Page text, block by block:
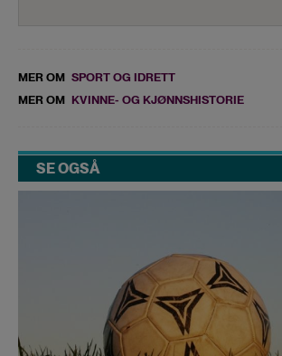
MER OM SPORT OG IDRETT
MER OM KVINNE- OG KJØNNSHISTORIE
SE OGSÅ